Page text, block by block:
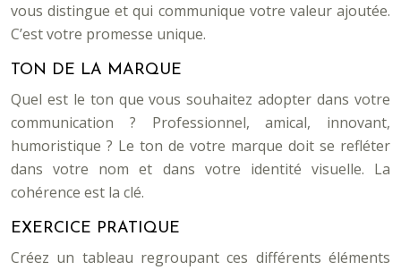
vous distingue et qui communique votre valeur ajoutée.
C’est votre promesse unique.
TON DE LA MARQUE
Quel est le ton que vous souhaitez adopter dans votre
communication ? Professionnel, amical, innovant,
humoristique ? Le ton de votre marque doit se refléter
dans votre nom et dans votre identité visuelle. La
cohérence est la clé.
EXERCICE PRATIQUE
Créez un tableau regroupant ces différents éléments